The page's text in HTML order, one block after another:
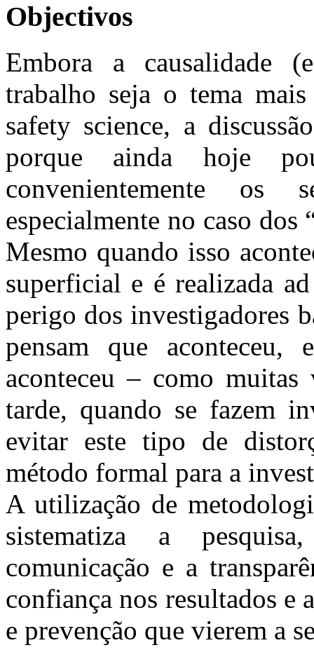
Objectivos
Embora a causalidade
trabalho seja o tema
safety science, a
porque ainda hoje
convenientemente os
especialmente no caso dos
Mesmo quando isso
superficial e é realizada
perigo dos investigadores
pensam que aconteceu,
aconteceu – como
tarde, quando se fazem
evitar este tipo de
método formal para a
A utilização de
sistematiza a
comunicação e a
confiança nos resultados e
e prevenção que vierem a